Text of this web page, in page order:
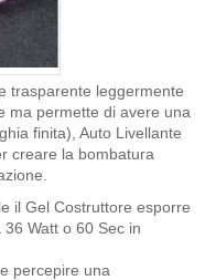
trasparente leggermente
ma permette di avere una
finita), Auto Livellante
creare la bombatura
il Gel Costruttore esporre
Watt o 60 Sec in
percepire una